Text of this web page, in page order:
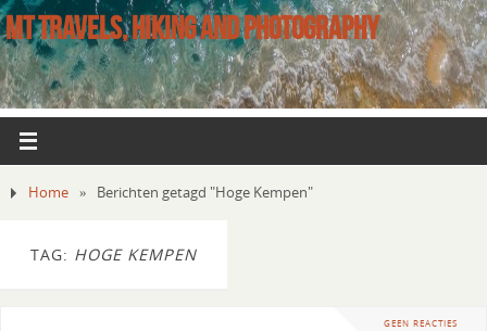
MT TRAVELS, HIKING AND PHOTOGRAPHY
Home » Berichten getagd "Hoge Kempen"
TAG: HOGE KEMPEN
GEEN REACTIES